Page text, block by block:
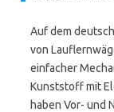
Auf dem
von
einfacher
Kunststoff mit
haben Vor- und